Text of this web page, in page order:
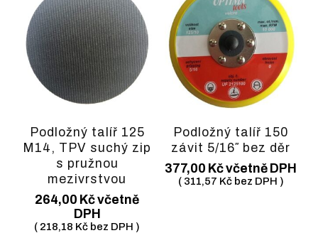
Podložný talíř 125
M14, TPV suchý zip
s pružnou
mezivrstvou
264,00 Kčvčetně
DPH
( 218,18 Kč bez DPH )
Podložný talíř 150
závit 5/16″ bez děr
377,00 Kčvčetně DPH
( 311,57 Kčbez DPH )